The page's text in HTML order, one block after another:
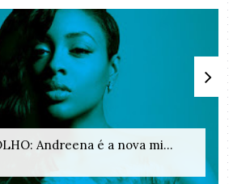
Andreena é a nova mi...